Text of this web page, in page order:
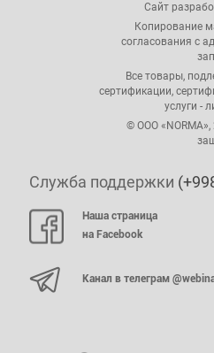
Сайт
Копирование
согласования с
Все товары,
сертификации,
услуги -
© ООО «NORMA»,
Служба поддержки
Наша страница
на Facebook
Канал в телеграм